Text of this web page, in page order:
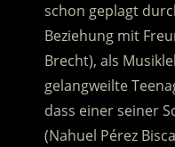
schon geplagt
Beziehung mit
Brecht), als
gelangweilte
dass einer seiner
(Nahuel Pérez